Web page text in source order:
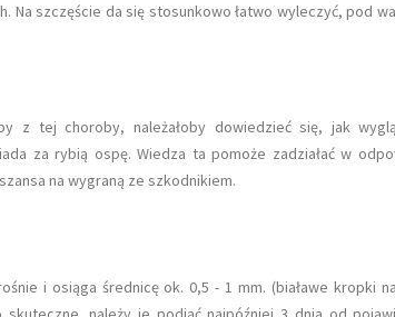
Na szczęście da się stosunkowo łatwo wyleczyć, pod
z tej choroby, należałoby dowiedzieć się, jak
za rybią ospę. Wiedza ta pomoże zadziałać w
na wygraną ze szkodnikiem.
i osiąga średnicę ok. 0,5 - 1 mm. (białawe kropki